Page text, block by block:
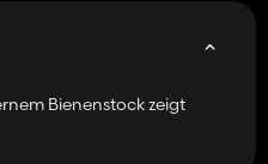
Bienenstock zeigt